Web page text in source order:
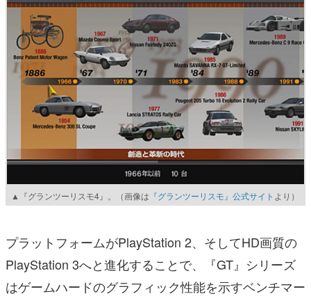
▲『グランツーリスモ4』。（画像は 『グランツーリスモ』公式サイト より）
プラットフォームがPlayStation 2、そしてHD画質の
PlayStation 3へと進化することで、『GT』シリーズ
はゲームハードのグラフィック性能を示すベンチマー